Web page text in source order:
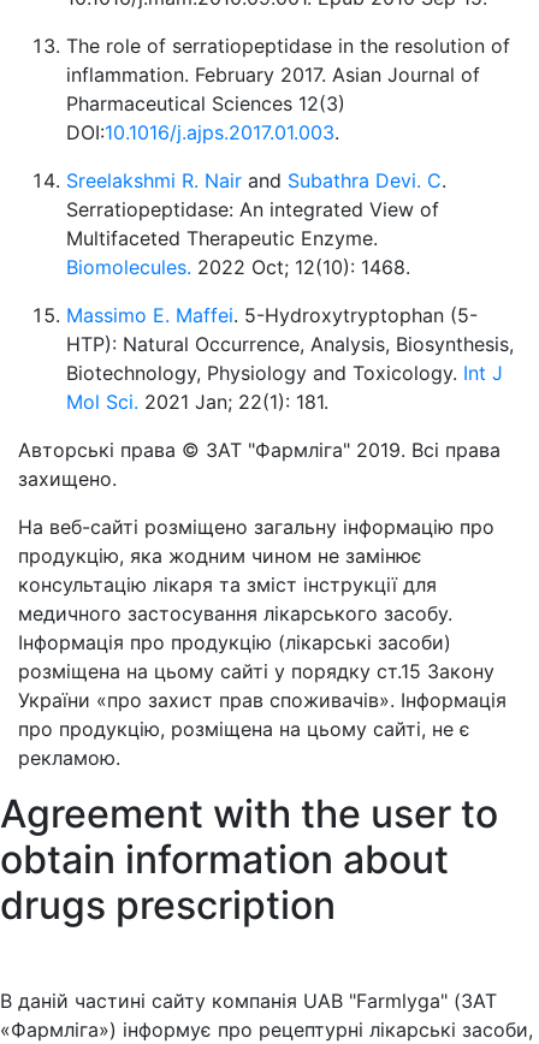
The role of serratiopeptidase in the resolution of
inflammation. February 2017. Asian Journal of
Pharmaceutical Sciences 12(3)
DOI:10.1016/j.ajps.2017.01.003.
Sreelakshmi R. Nair and Subathra Devi. C.
Serratiopeptidase: An integrated View of
Multifaceted Therapeutic Enzyme.
Biomolecules. 2022 Oct; 12(10): 1468.
Massimo E. Maffei. 5-Hydroxytryptophan (5-
HTP): Natural Occurrence, Analysis, Biosynthesis,
Biotechnology, Physiology and Toxicology. Int J
Mol Sci. 2021 Jan; 22(1): 181.
Авторські права © ЗАТ "Фармліга" 2019. Всі права
захищено.
На веб-сайті розміщено загальну інформацію про
продукцію, яка жодним чином не замінює
консультацію лікаря та зміст інструкції для
медичного застосування лікарського засобу.
Інформація про продукцію (лікарські засоби)
розміщена на цьому сайті у порядку ст.15 Закону
України «про захист прав споживачів». Інформація
про продукцію, розміщена на цьому сайті, не є
рекламою.
Agreement with the user to
obtain information about
drugs prescription
В даній частині сайту компанія UAB "Farmlyga" (ЗАТ
«Фармліга») інформує про рецептурні лікарські засоби,